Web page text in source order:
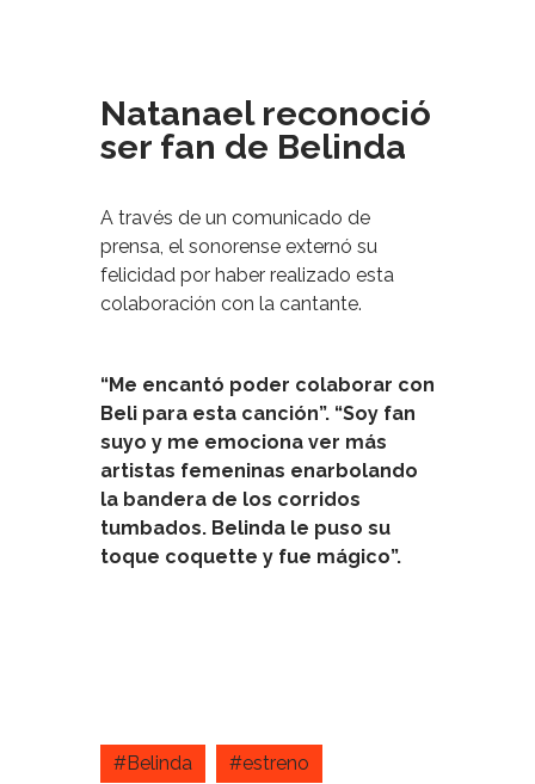
Natanael reconoció
ser fan de Belinda
A través de un comunicado de
prensa, el sonorense externó su
felicidad por haber realizado esta
colaboración con la cantante.
“Me encantó poder colaborar con
Beli para esta canción”. “Soy fan
suyo y me emociona ver más
artistas femeninas enarbolando
la bandera de los corridos
tumbados. Belinda le puso su
toque coquette y fue mágico”.
#Belinda
#estreno